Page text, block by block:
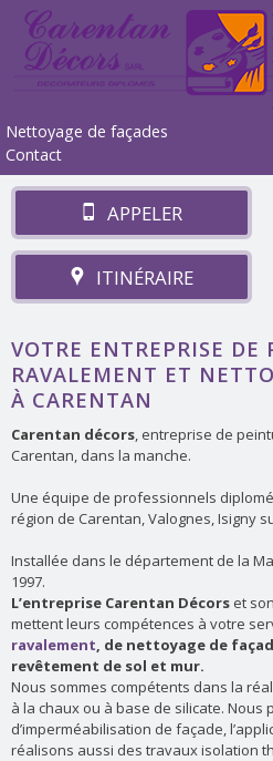
Nettoyage de façades
Contact
APPELER
ITINÉRAIRE
VOTRE ENTREPRISE DE
RAVALEMENT ET
À CARENTAN
Carentan décors, entreprise de
Carentan, dans la manche.
Une équipe de professionnels
région de Carentan, Valognes, Isigny
Installée dans le département de la
1997.
L’entreprise Carentan Décors et
mettent leurs compétences à votre
ravalement, de nettoyage de
revêtement de sol et mur.
Nous sommes compétents dans la
à la chaux ou à base de silicate.
d’imperméabilisation de façade,
réalisons aussi des travaux isolation